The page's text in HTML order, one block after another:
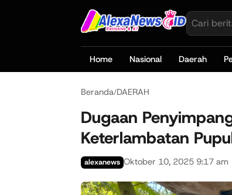
Home Nasional Daerah
Beranda/DAERAH
Dugaan
Keterlambatan
alexanews Oktober 10, 2025 9:17 am